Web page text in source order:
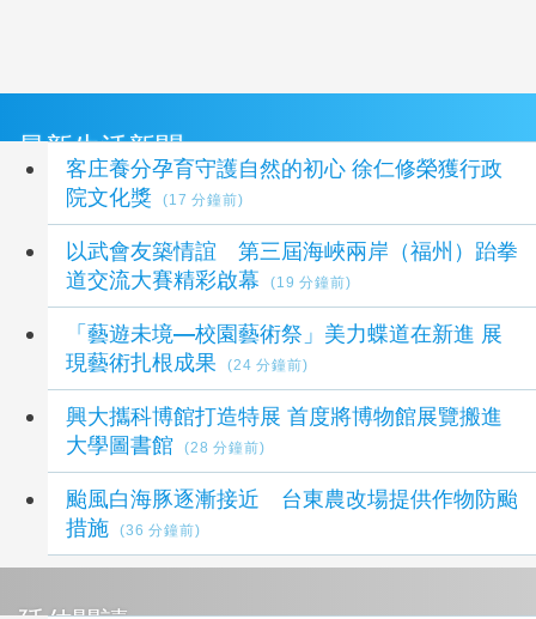
最新生活新聞
客庄養分孕育守護自然的初心 徐仁修榮獲行政
院文化獎
(17 分鐘前)
以武會友築情誼 第三屆海峽兩岸（福州）跆拳
道交流大賽精彩啟幕
(19 分鐘前)
「藝遊未境—校園藝術祭」美力蝶道在新進 展
現藝術扎根成果
(24 分鐘前)
興大攜科博館打造特展 首度將博物館展覽搬進
大學圖書館
(28 分鐘前)
颱風白海豚逐漸接近 台東農改場提供作物防颱
措施
(36 分鐘前)